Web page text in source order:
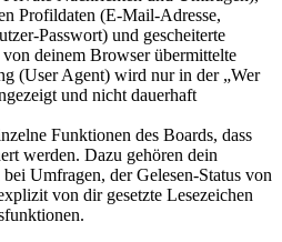
Profildaten (E-Mail-Adresse,
Passwort) und gescheiterte
deinem Browser übermittelte
(User Agent) wird nur in der „Wer
und nicht dauerhaft
Funktionen des Boards, dass
werden. Dazu gehören dein
Umfragen, der Gelesen-Status von
von dir gesetzte Lesezeichen